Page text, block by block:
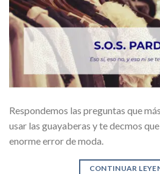
Respondemos las preguntas que
usar las guayaberas y te decmos
enorme error de moda.
CONTINUAR